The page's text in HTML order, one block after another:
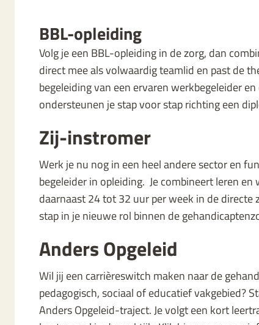
BBL-opleiding
Volg je een BBL-opleiding in de zorg, dan
direct mee als volwaardig teamlid en past de
begeleiding van een ervaren werkbegeleider
ondersteunen je stap voor stap richting een
Zij-instromer
Werk je nu nog in een heel andere sector en
begeleider in opleiding. Je combineert leren
daarnaast 24 tot 32 uur per week in de
stap in je nieuwe rol binnen de
Anders Opgeleid
Wil jij een carrièreswitch maken naar de
pedagogisch, sociaal of educatief vakgebied?
Anders Opgeleid-traject. Je volgt een kort